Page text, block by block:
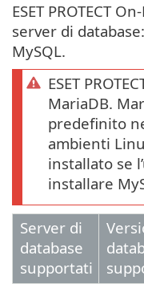
ESET PROTECT
server di
MySQL.
ESET
MariaDB.
predefinito
ambienti
installato se
installare
Server di
database
supportati